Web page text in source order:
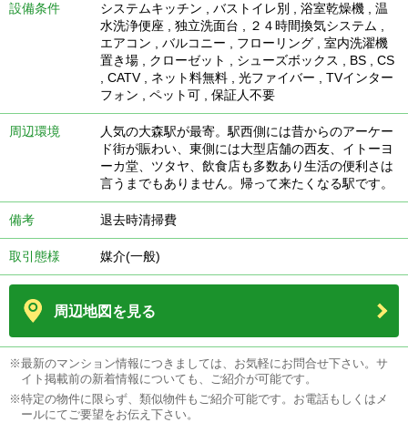
設備条件 システムキッチン バストイレ別 浴室乾燥機
温
水洗浄便座
独立洗面台 ２４時間換気システム
エアコン
バルコニー フローリング
室内洗濯機
置き場
クローゼット シューズボックス BS
CS
CATV, ネット料無料 光ファイバー
TVインター
フォン
ペット可 保証人不要
周辺環境
人気の大森駅が最寄。駅西側には昔からのアーケー
ド街が賑わい、東側には大型店舗の西友、イトーヨ
ーカ堂、ツタヤ、飲食店も多数あり生活の便利さは
言うまでもありません。帰って来たくなる駅です。
備考 退去時清掃費
取引態様 媒介(一般)
周辺地図を見る
※最新のマンション情報につきましては、お気軽にお問合せ下さい。サ
イト掲載前の新着情報についても、ご紹介が可能です。
※特定の物件に限らず、類似物件もご紹介可能です。お電話もしくはメ
ールにてご要望をお伝え下さい。